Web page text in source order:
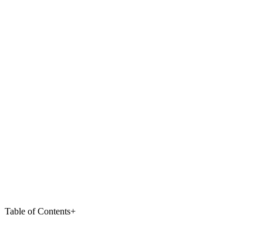
Table of Contents+